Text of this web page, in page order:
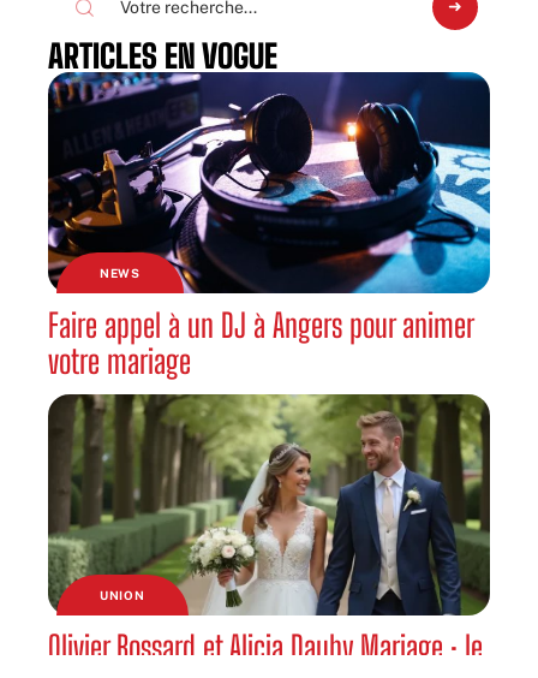
ARTICLES EN VOGUE
NEWS
Faire appel à un DJ à Angers pour animer
votre mariage
UNION
Olivier Bossard et Alicia Dauby Mariage : le